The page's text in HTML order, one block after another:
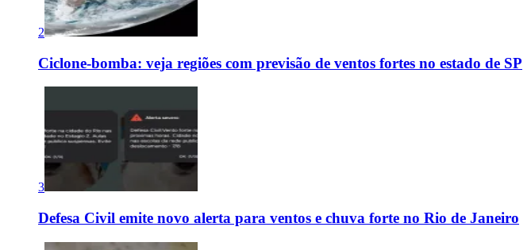
2
Ciclone-bomba: veja regiões com previsão de ventos fortes no estado de SP
3
Defesa Civil emite novo alerta para ventos e chuva forte no Rio de Janeiro